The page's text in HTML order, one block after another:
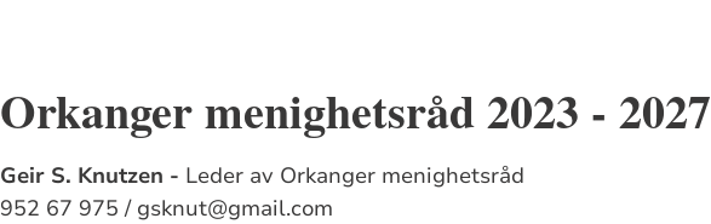
Orkanger menighetsråd 2023 - 2027
Geir S. Knutzen - Leder av Orkanger menighetsråd
952 67 975 / gsknut@gmail.com